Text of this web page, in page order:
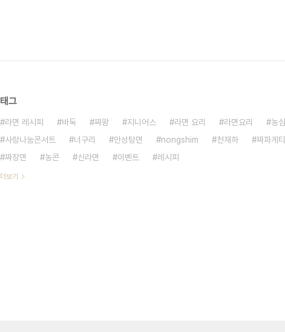
태그
라면 레시피 바둑 짜왕 지니어스 라면 요리 라면요리 농심
사랑나눔콘서트
너구리 안성탕면 nongshim 천재하 짜파게티
짜장면
농콘 신라면 이벤트 레시피
더보기